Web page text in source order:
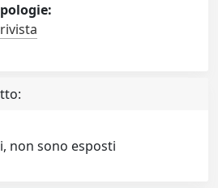
non sono esposti